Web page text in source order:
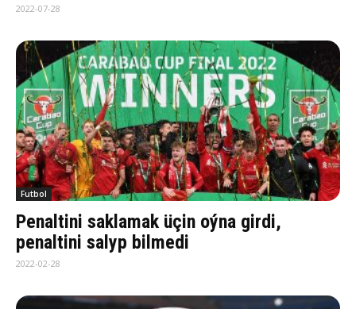
2022-07-28
Futbol
Penaltini saklamak üçin oýna girdi,
penaltini salyp bilmedi
2022-02-28